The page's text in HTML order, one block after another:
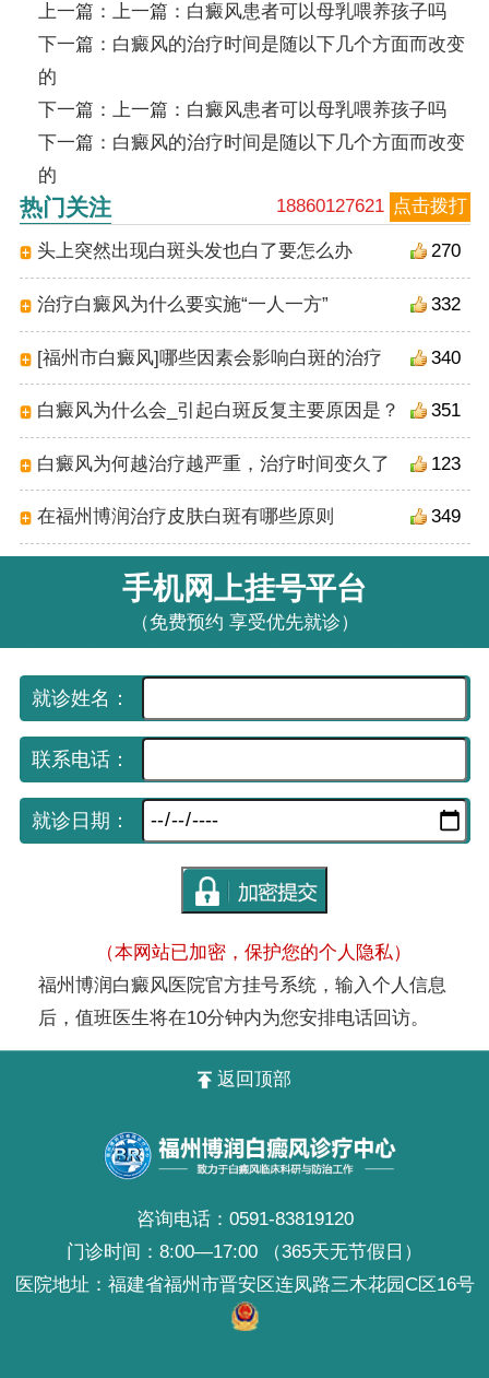
上一篇：上一篇： 白癜风患者可以母乳喂养孩子吗
下一篇： 白癜风的治疗时间是随以下几个方面而改变
的
下一篇：上一篇： 白癜风患者可以母乳喂养孩子吗
下一篇： 白癜风的治疗时间是随以下几个方面而改变
的
18860127621 点击拨打
热门关注
270
头上突然出现白斑头发也白了要怎么办
332
治疗白癜风为什么要实施“一人一方”
340
[福州市白癜风]哪些因素会影响白斑的治疗
351
白癜风为什么会_引起白斑反复主要原因是？
123
白癜风为何越治疗越严重，治疗时间变久了
349
在福州博润治疗皮肤白斑有哪些原则
手机网上挂号平台
（免费预约 享受优先就诊）
就诊姓名：
联系电话：
就诊日期：
（本网站已加密，保护您的个人隐私）
福州博润白癜风医院官方挂号系统，输入个人信息
后，值班医生将在10分钟内为您安排电话回访。
返回顶部
咨询电话： 0591-83819120
门诊时间：8:00—17:00 （365天无节假日）
医院地址：福建省福州市晋安区连凤路三木花园C区16号